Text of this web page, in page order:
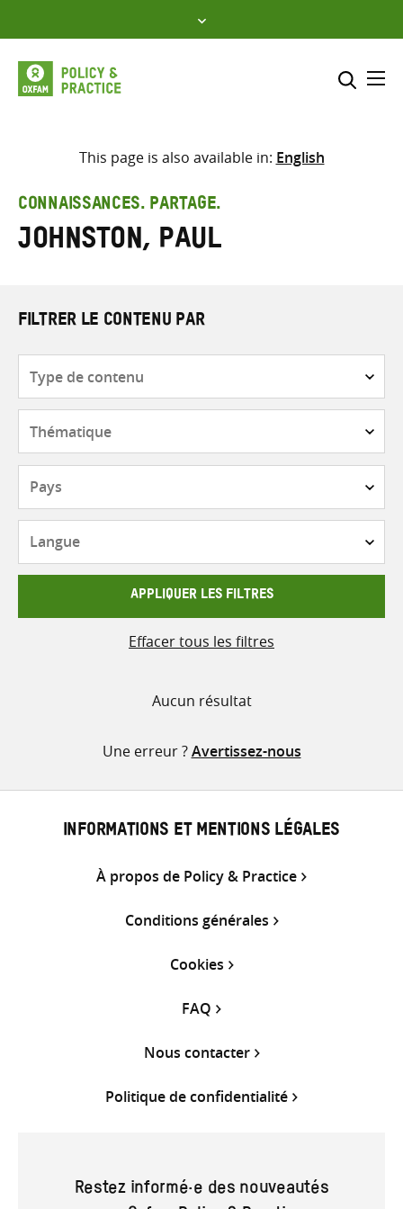
to
content
Sélectionner l’emplacement
Saisir
les
termes
This page is also available in: English
CONNAISSANCES. PARTAGE.
Johnston, Paul
FILTRER LE CONTENU PAR
contenu
APPLIQUER LES FILTRES
Effacer tous les filtres
Aucun résultat
Une erreur ?Avertissez-nous
INFORMATIONS ET MENTIONS LÉGALES
À propos de Policy & Practice
Conditions générales
Cookies
FAQ
Nous contacter
Politique de confidentialité
Restez informé·e des nouveautés